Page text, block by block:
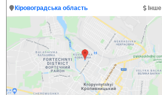
Кіровоградська область Інше